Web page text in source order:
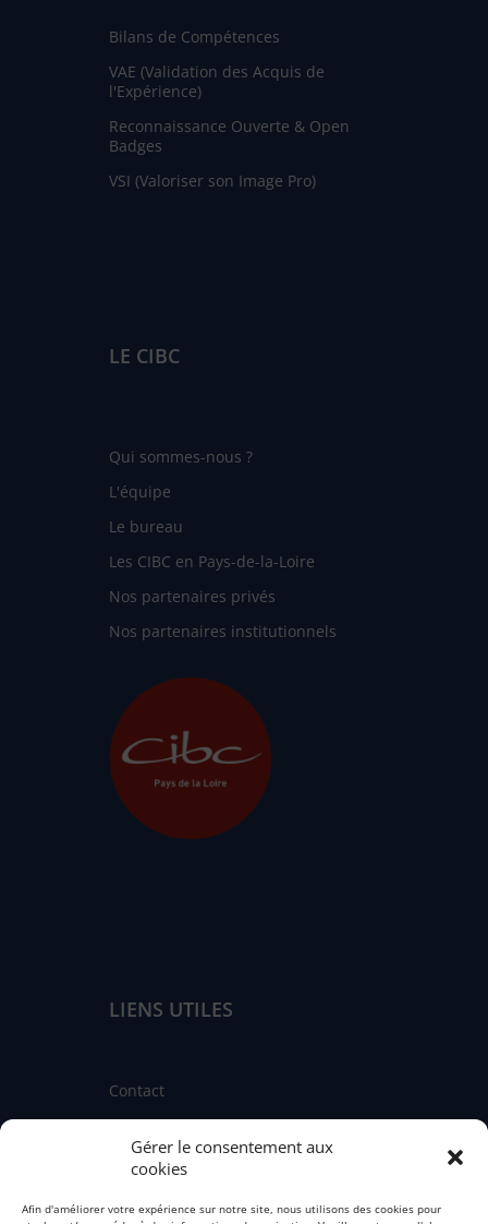
Gérer le consentement aux
cookies
Afin d'améliorer votre expérience sur notre site, nous utilisons des cookies pour
Bilans de Compétences
VAE (Validation des Acquis de
l'Expérience)
Reconnaissance Ouverte & Open
Badges
VSI (Valoriser son Image Pro)
LE CIBC
Qui sommes-nous ?
L'équipe
Le bureau
Les CIBC en Pays-de-la-Loire
Nos partenaires privés
Nos partenaires institutionnels
LIENS UTILES
Contact
Linkedin
Facebook